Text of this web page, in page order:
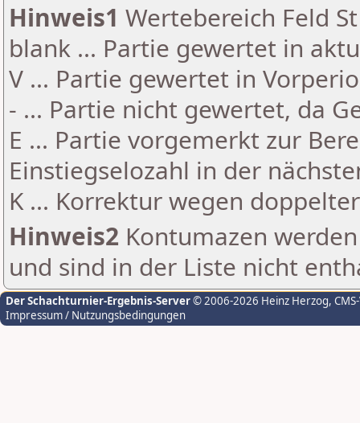
Hinweis1 Wertebereich Feld
blank ... Partie gewertet in
V ... Partie gewertet in
- ... Partie nicht gewertet, da
E ... Partie vorgemerkt zur
Einstiegselozahl in der
K ... Korrektur wegen
Hinweis2 Kontumazen
und sind in der Liste nicht
Der Schachturnier-Ergebnis-Server© 2006-2026 Heinz Herzog,
Impressum / Nutzungsbedingungen